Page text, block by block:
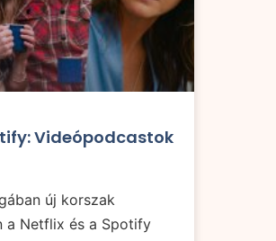
Videópodcastok
új korszak
a Netflix és a Spotify